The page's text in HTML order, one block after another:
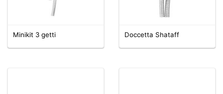
Minikit 3 getti Doccetta Shataff